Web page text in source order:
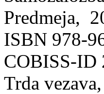
Predmeja,
ISBN 978-
COBISS-ID
Trda